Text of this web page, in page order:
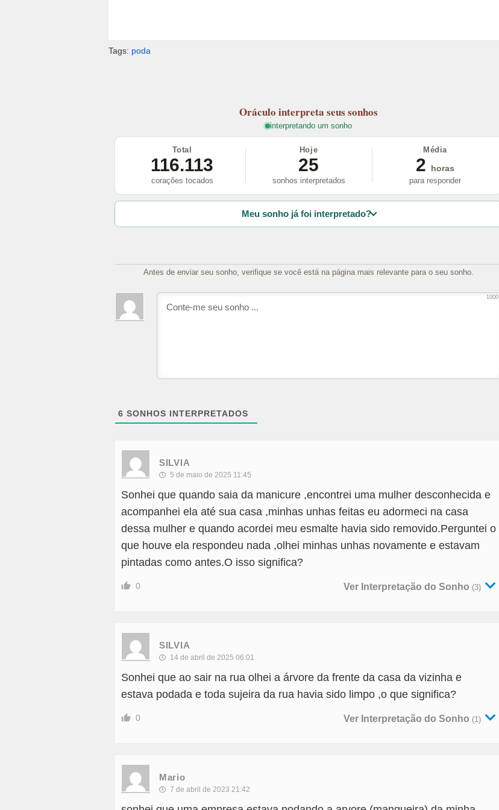
Tags: poda
Oráculo interpreta seus sonhos
interpretando um sonho
Total
116.113
corações tocados
Hoje
25
sonhos interpretados
Média
2
horas
para responder
Meu sonho já foi interpretado?
Antes de enviar seu sonho, verifique se você está na página mais relevante para o seu sonho.
1000
6 SONHOS INTERPRETADOS
SILVIA
5 de maio de 2025 11:45
Sonhei que quando saia da manicure ,encontrei uma mulher desconhecida e
acompanhei ela até sua casa ,minhas unhas feitas eu adormeci na casa
dessa mulher e quando acordei meu esmalte havia sido removido.Perguntei o
que houve ela respondeu nada ,olhei minhas unhas novamente e estavam
pintadas como antes.O isso significa?
0 Ver Interpretação do Sonho (3)
SILVIA
14 de abril de 2025 06:01
Sonhei que ao sair na rua olhei a árvore da frente da casa da vizinha e
estava podada e toda sujeira da rua havia sido limpo ,o que significa?
0 Ver Interpretação do Sonho (1)
Mario
7 de abril de 2023 21:42